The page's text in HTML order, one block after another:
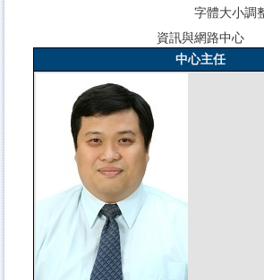
字體大小調
資訊與網路中心
中心主任